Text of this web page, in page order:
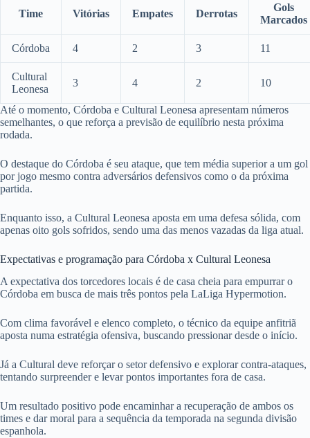
Time Vitórias Empates Derrotas
Gols
Marcados
Córdoba 4 2 3 11
Cultural
Leonesa
3 4 2 10
Até o momento, Córdoba e Cultural Leonesa apresentam números
semelhantes, o que reforça a previsão de equilíbrio nesta próxima
rodada.
O destaque do Córdoba é seu ataque, que tem média superior a um gol
por jogo mesmo contra adversários defensivos como o da próxima
partida.
Enquanto isso, a Cultural Leonesa aposta em uma defesa sólida, com
apenas oito gols sofridos, sendo uma das menos vazadas da liga atual.
Expectativas e programação para Córdoba x Cultural Leonesa
A expectativa dos torcedores locais é de casa cheia para empurrar o
Córdoba em busca de mais três pontos pela LaLiga Hypermotion.
Com clima favorável e elenco completo, o técnico da equipe anfitriã
aposta numa estratégia ofensiva, buscando pressionar desde o início.
Já a Cultural deve reforçar o setor defensivo e explorar contra-ataques,
tentando surpreender e levar pontos importantes fora de casa.
Um resultado positivo pode encaminhar a recuperação de ambos os
times e dar moral para a sequência da temporada na segunda divisão
espanhola.